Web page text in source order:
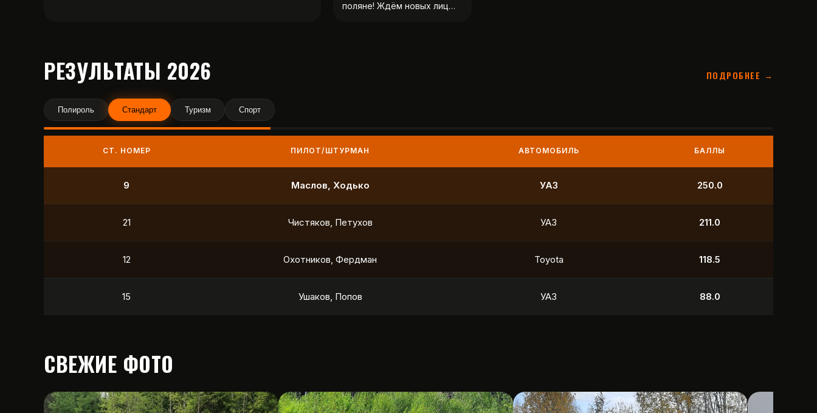
поляне! Ждём новых лиц…
РЕЗУЛЬТАТЫ 2026 ПОДРОБНЕЕ →
Полироль Стандарт Туризм Спорт
СТ. НОМЕР ПИЛОТ/ШТУРМАН АВТОМОБИЛЬ БАЛЛЫ
9 Маслов, Ходько УАЗ 250.0
21 Чистяков, Петухов УАЗ 211.0
12 Охотников, Фердман Toyota 118.5
15 Ушаков, Попов УАЗ 88.0
СВЕЖИЕ ФОТО